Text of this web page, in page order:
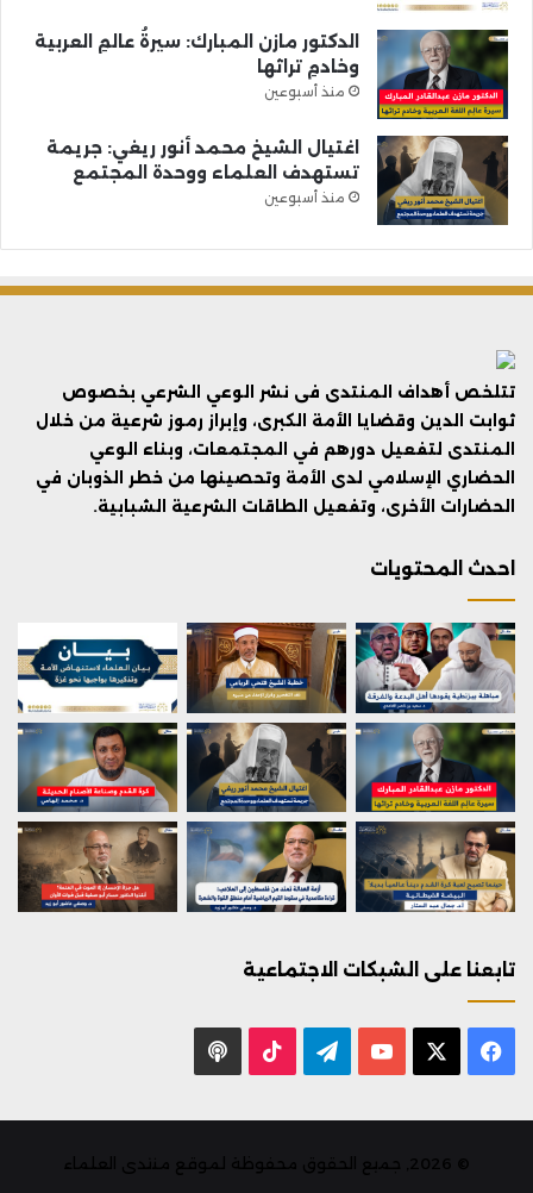
الدكتور مازن المبارك: سيرةُ عالمِ العربية
وخادمِ تراثها
منذ أسبوعين
اغتيال الشيخ محمد أنور ريغي: جريمة
تستهدف العلماء ووحدة المجتمع
منذ أسبوعين
تتلخص أهداف المنتدى فى نشر الوعي الشرعي بخصوص
ثوابت الدين وقضايا الأمة الكبرى، وإبراز رموز شرعية من خلال
المنتدى لتفعيل دورهم في المجتمعات، وبناء الوعي
الحضاري الإسلامي لدى الأمة وتحصينها من خطر الذوبان في
الحضارات الأخرى، وتفعيل الطاقات الشرعية الشبابية.
احدث المحتويات
تابعنا على الشبكات الاجتماعية
فيسبوك يوتيوب تيلقرام ‫TikTok
© 2026, جميع الحقوق محفوظة لموقع منتدى العلماء